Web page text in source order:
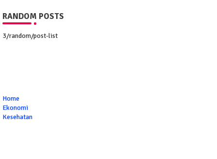
RANDOM POSTS
3/random/post-list
Home
Ekonomi
Kesehatan